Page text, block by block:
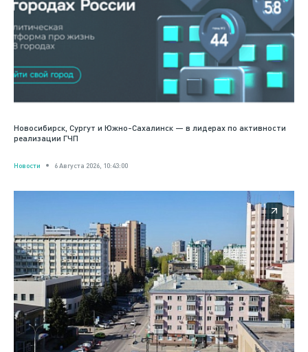
Новосибирск, Сургут и Южно-Сахалинск — в лидерах по активности
реализации ГЧП
Новости 6 Августа 2026, 10:43:00